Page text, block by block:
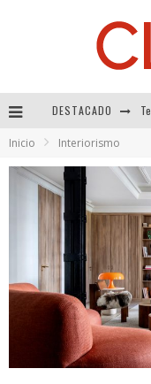
DESTACADO
Inicio Interiorismo